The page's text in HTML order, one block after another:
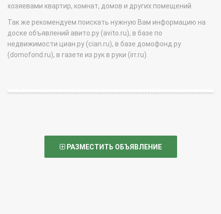
хозяевами квартир, комнат, домов и других помещений.
Так же рекомендуем поискать нужную Вам информацию на
доске объявлений авито.ру (avito.ru), в базе по
недвижимости циан.ру (cian.ru), в базе домофонд.ру
(domofond.ru), в газете из рук в руки (irr.ru).
РАЗМЕСТИТЬ ОБЪЯВЛЕНИЕ